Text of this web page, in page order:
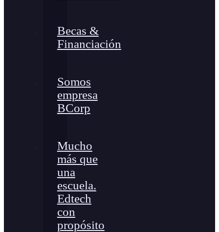
Becas &
Financiación
Somos
empresa
BCorp
Mucho
más que
una
escuela.
Edtech
con
propósito